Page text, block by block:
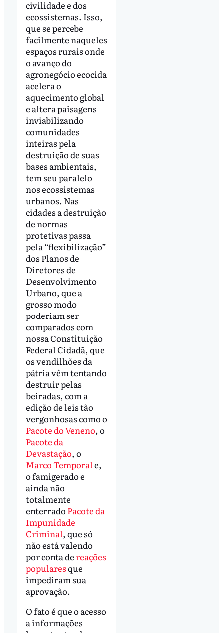
civilidade e dos
ecossistemas. Isso,
que se percebe
facilmente naqueles
espaços rurais onde
o avanço do
agronegócio ecocida
acelera o
aquecimento global
e altera paisagens
inviabilizando
comunidades
inteiras pela
destruição de suas
bases ambientais,
tem seu paralelo
nos ecossistemas
urbanos. Nas
cidades a destruição
de normas
protetivas passa
pela “flexibilização”
dos Planos de
Diretores de
Desenvolvimento
Urbano, que a
grosso modo
poderiam ser
comparados com
nossa Constituição
Federal Cidadã, que
os vendilhões da
pátria vêm tentando
destruir pelas
beiradas, com a
edição de leis tão
vergonhosas como o
Pacote do Veneno, o
Pacote da
Devastação, o
Marco Temporale,
o famigerado e
ainda não
totalmente
enterrado Pacote da
Impunidade
Criminal, que só
não está valendo
por conta de reações
popularesque
impediram sua
aprovação.
O fato é que o acesso
a informações